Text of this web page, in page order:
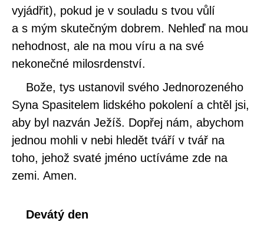
vyjádřit), pokud je v souladu s tvou vůlí
a s mým skutečným dobrem. Nehleď na mou
nehodnost, ale na mou víru a na své
nekonečné milosrdenství.
Bože, tys ustanovil svého Jednorozeného
Syna Spasitelem lidského pokolení a chtěl jsi,
aby byl nazván Ježíš. Dopřej nám, abychom
jednou mohli v nebi hledět tváří v tvář na
toho, jehož svaté jméno uctíváme zde na
zemi. Amen.
Devátý den